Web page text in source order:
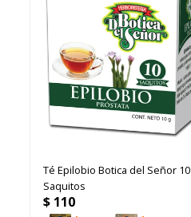
Té Epilobio Botica del Señor 10
Saquitos
$ 110